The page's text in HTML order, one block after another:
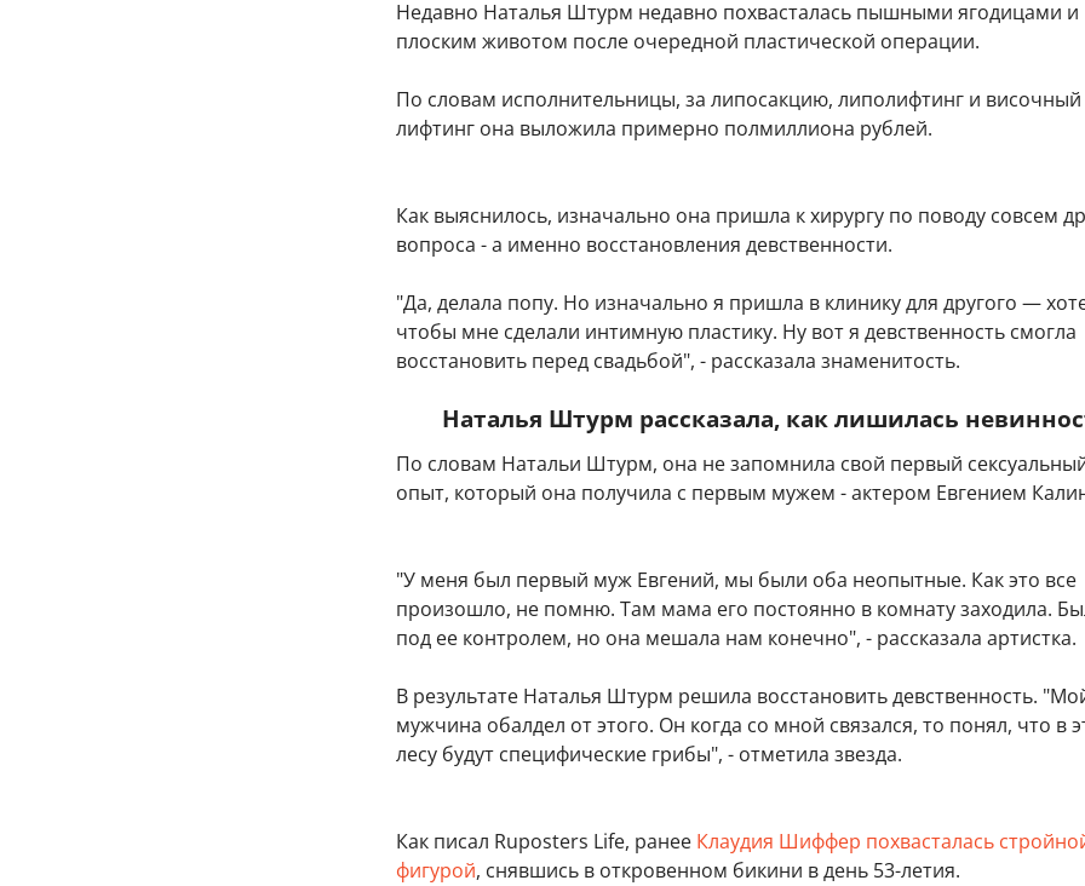
Недавно Наталья Штурм недавно похвасталась пышными ягодицами и
плоским животом после очередной пластической операции.
По словам исполнительницы, за липосакцию, липолифтинг и височный
лифтинг она выложила примерно полмиллиона рублей.
Как выяснилось, изначально она пришла к хирургу по поводу совсем
вопроса - а именно восстановления девственности.
"Да, делала попу. Но изначально я пришла в клинику для другого —
чтобы мне сделали интимную пластику. Ну вот я девственность смогла
восстановить перед свадьбой", - рассказала знаменитость.
Наталья Штурм рассказала, как лишилась
По словам Натальи Штурм, она не запомнила свой первый
опыт, который она получила с первым мужем - актером Евгением
"У меня был первый муж Евгений, мы были оба неопытные. Как это все
произошло, не помню. Там мама его постоянно в комнату заходила.
под ее контролем, но она мешала нам конечно", - рассказала артистка.
В результате Наталья Штурм решила восстановить девственность.
мужчина обалдел от этого. Он когда со мной связался, то понял, что в
лесу будут специфические грибы", - отметила звезда.
Как писал Ruposters Life, ранее Клаудия Шиффер похвасталась
фигурой, снявшись в откровенном бикини в день 53-летия.